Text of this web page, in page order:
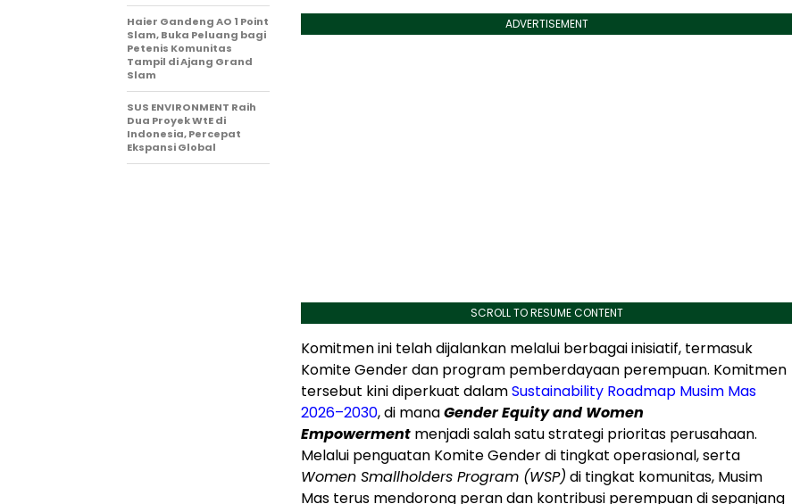
ADVERTISEMENT
SCROLL TO RESUME CONTENT
Komitmen ini telah dijalankan melalui berbagai inisiatif, termasuk
Komite Gender dan program pemberdayaan perempuan. Komitmen
tersebut kini diperkuat dalamSustainability Roadmap Musim Mas
2026–2030, di manaGender Equity and Women
Empowerment menjadi salah satu strategi prioritas perusahaan.
Melalui penguatan Komite Gender di tingkat operasional, serta
Women Smallholders Program (WSP) di tingkat komunitas, Musim
Mas terus mendorong peran dan kontribusi perempuan di sepanjang
Haier Gandeng AO 1 Point
Slam, Buka Peluang bagi
Petenis Komunitas
Tampil di Ajang Grand
Slam
SUS ENVIRONMENT Raih
Dua Proyek WtE di
Indonesia, Percepat
Ekspansi Global